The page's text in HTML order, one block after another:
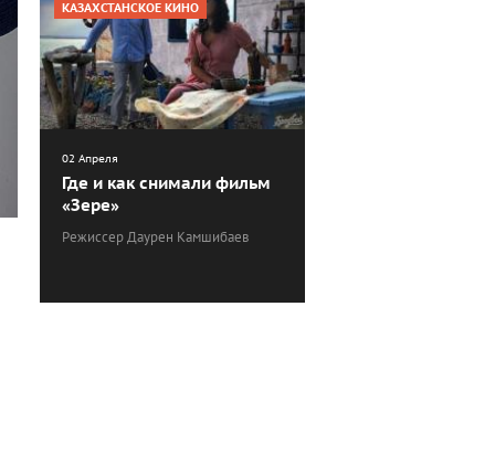
КАЗАХСТАНСКОЕ КИНО
02 Апреля
Где и как снимали фильм
«Зере»
Режиссер Даурен Камшибаев